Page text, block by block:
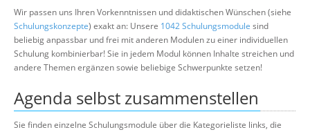
Wir passen uns Ihren Vorkenntnissen und didaktischen Wünschen (siehe
Schulungskonzepte) exakt an: Unsere 1042 Schulungsmodule sind
beliebig anpassbar und frei mit anderen Modulen zu einer individuellen
Schulung kombinierbar! Sie in jedem Modul können Inhalte streichen und
andere Themen ergänzen sowie beliebige Schwerpunkte setzen!
Agenda selbst zusammenstellen
Sie finden einzelne Schulungsmodule über die Kategorieliste links, die